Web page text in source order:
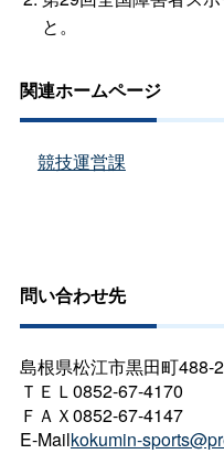
と。
関連ホームページ
競技運営課
問い合わせ先
島根県松江市黒田町488-2
ＴＥＬ0852-67-4170
ＦＡＸ0852-67-4147
E-Mailkokumin-